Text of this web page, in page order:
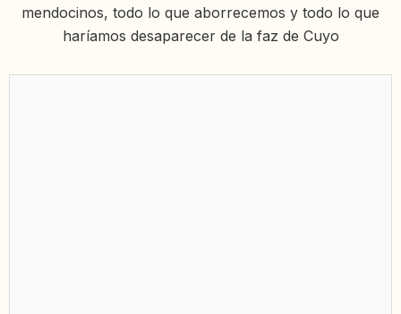
o
f
r
a
t
e
p
p
mendocinos, todo lo que aborrecemos y todo lo que
haríamos desaparecer de la faz de Cuyo